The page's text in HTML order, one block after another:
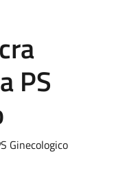
PS
Ginecologico